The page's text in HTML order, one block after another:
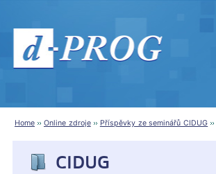
Home Online zdroje Příspěvky ze seminářů CIDUG
CIDUG